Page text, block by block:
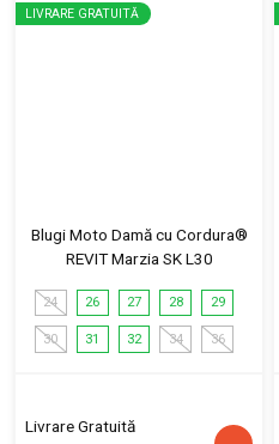
LIVRARE GRATUITĂ
Blugi Moto Damă cu Cordura®
REVIT Marzia SK L30
24 26 27 28 29
30 31 32 34 36
Livrare Gratuită